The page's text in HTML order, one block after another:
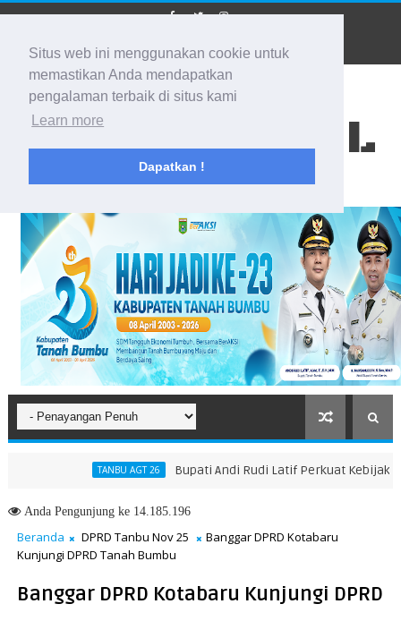
Situs web ini menggunakan cookie untuk
memastikan Anda mendapatkan
pengalaman terbaik di situs kami
Learn more
Dapatkan !
BIDIK KALSEL
Membidik Ke Segala Arah
TANBU AGT 26 Bupati Andi Rudi Latif Perkuat Kebijakan
AndaPengunjung ke 14.185.196
Beranda DPRD Tanbu Nov 25
Banggar DPRD Kotabaru
Kunjungi DPRD Tanah Bumbu
Banggar DPRD Kotabaru Kunjungi DPRD